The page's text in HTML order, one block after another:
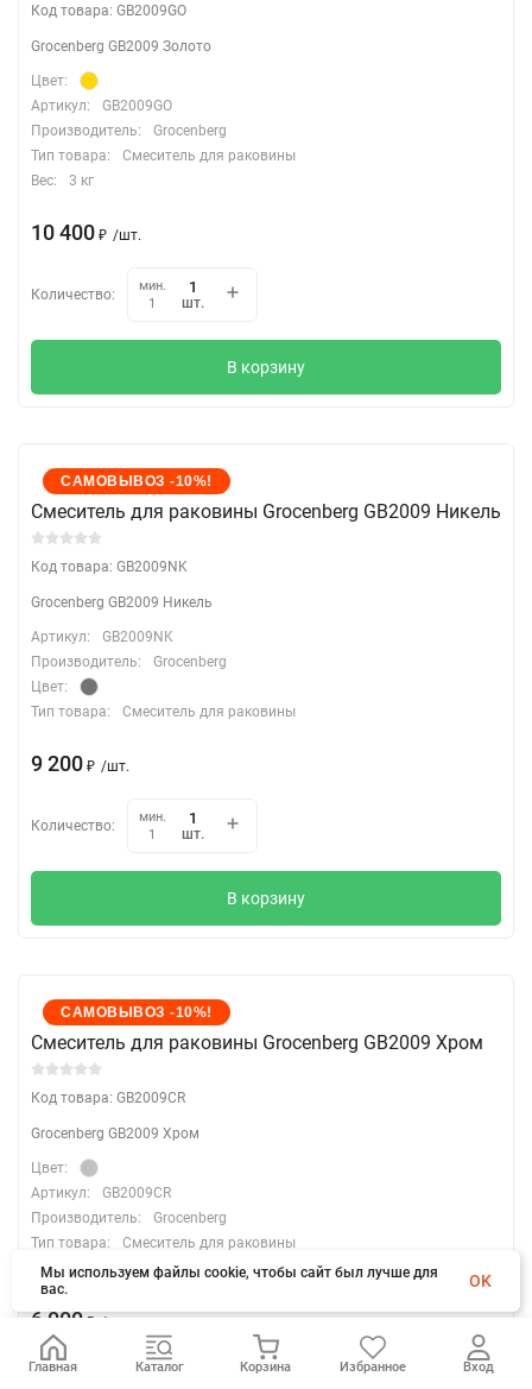
Код товара: GB2009GO
Grocenberg GB2009 Золото
Цвет:
Артикул:
GB2009GO
Производитель:
Grocenberg
Тип товара:
Смеситель для раковины
Вес:
3 кг
10 400 ₽ /шт.
Количество:
мин.
1
шт.
В корзину
САМОВЫВОЗ -10%!
Cмеситель для раковины Grocenberg GB2009 Никель
Код товара: GB2009NK
Grocenberg GB2009 Никель
Артикул:
GB2009NK
Производитель:
Grocenberg
Цвет:
Тип товара:
Смеситель для раковины
9 200 ₽ /шт.
Количество:
мин.
1
шт.
В корзину
САМОВЫВОЗ -10%!
Cмеситель для раковины Grocenberg GB2009 Хром
Код товара: GB2009CR
Grocenberg GB2009 Хром
Цвет:
Артикул:
GB2009CR
Производитель:
Grocenberg
Тип товара:
Смеситель для раковины
Вес:
3 кг
6 000 ₽ /
мин.
Главная Каталог Корзина Избранное Вход
Мы используем файлы cookie, чтобы сайт был лучше для
вас.
OK